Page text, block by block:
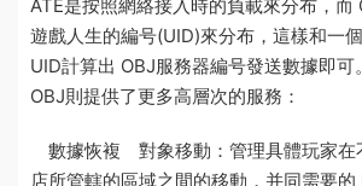
ATE是按照網絡接入時的負載來分布，而
遊戲人生的編号(UID)來分布，這樣和一
UID計算出 OBJ服務器編号發送數據即可
OBJ則提供了更多高層次的服務：
數據恢複 對象移動：管理具體玩家在
店所管轄的區域之間的移動，并同需要的